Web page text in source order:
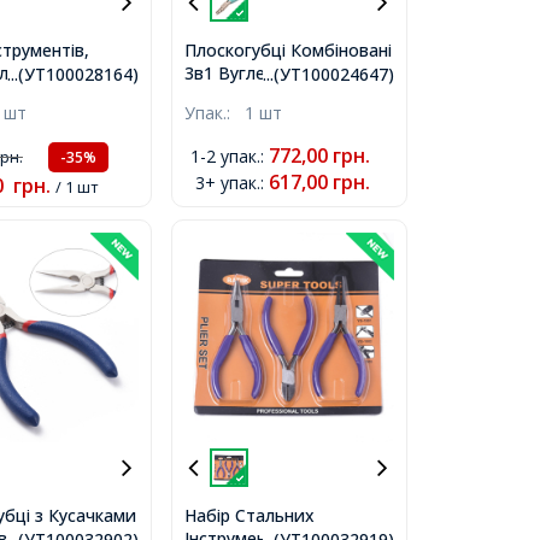
...(УТ100028164)
створення
150-
шт
-35%
грн. / 1 шт
...(УТ100024647)
Плоскогубці Комбіновані
3в1 Вуглецева Сталь,
Рукоділля та Біжутерії,
Упак.: 1 шт
1-2 упак.: 772,00 грн.
3+ упак.: 617,00 грн.
з Кусачками
Набір Стальних